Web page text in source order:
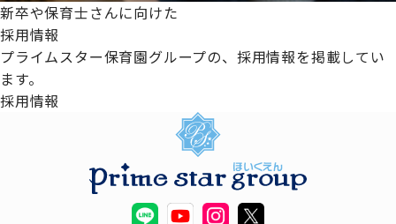
新卒や保育士さんに向けた
採用情報
プライムスター保育園グループの、採用情報を掲載してい
ます。
採用情報